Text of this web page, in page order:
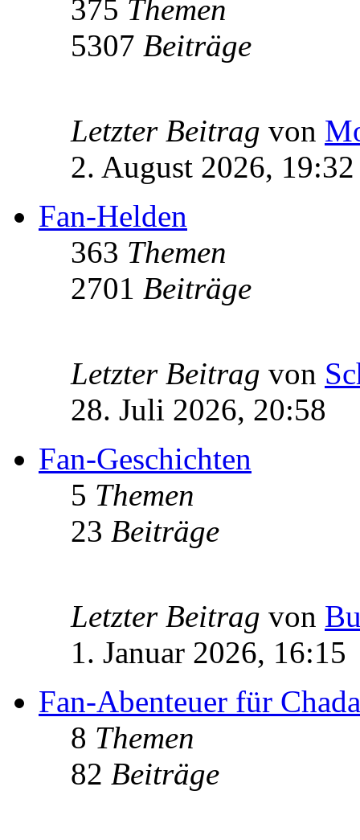
375 Themen
5307 Beiträge
Letzter Beitrag von
2. August 2026, 19:32
Fan-Helden
363 Themen
2701 Beiträge
Letzter Beitrag von
28. Juli 2026, 20:58
Fan-Geschichten
5 Themen
23 Beiträge
Letzter Beitrag von
1. Januar 2026, 16:15
Fan-Abenteuer für
8 Themen
82 Beiträge